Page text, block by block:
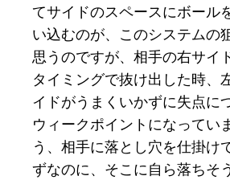
てサイドのスペースにボール
い込むのが、このシステムの
思うのですが、相手の右サイ
タイミングで抜け出した時、
イドがうまくいかずに失点に
ウィークポイントになってい
う、相手に落とし穴を仕掛け
ずなのに、そこに自ら落ちそ